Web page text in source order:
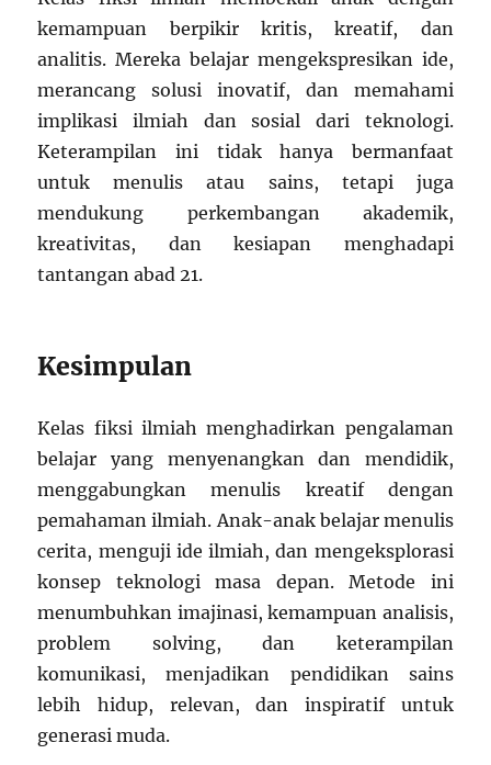
kemampuan berpikir kritis, kreatif, dan
analitis. Mereka belajar mengekspresikan ide,
merancang solusi inovatif, dan memahami
implikasi ilmiah dan sosial dari teknologi.
Keterampilan ini tidak hanya bermanfaat
untuk menulis atau sains, tetapi juga
mendukung perkembangan akademik,
kreativitas, dan kesiapan menghadapi
tantangan abad 21.
Kesimpulan
Kelas fiksi ilmiah menghadirkan pengalaman
belajar yang menyenangkan dan mendidik,
menggabungkan menulis kreatif dengan
pemahaman ilmiah. Anak-anak belajar menulis
cerita, menguji ide ilmiah, dan mengeksplorasi
konsep teknologi masa depan. Metode ini
menumbuhkan imajinasi, kemampuan analisis,
problem solving, dan keterampilan
komunikasi, menjadikan pendidikan sains
lebih hidup, relevan, dan inspiratif untuk
generasi muda.